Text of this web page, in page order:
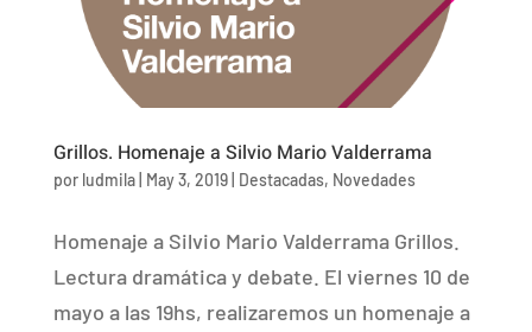
Grillos. Homenaje a Silvio Mario Valderrama
por ludmila| May 3, 2019| Destacadas, Novedades
Homenaje a Silvio Mario Valderrama Grillos.
Lectura dramática y debate. El viernes 10 de
mayo a las 19hs, realizaremos un homenaje a